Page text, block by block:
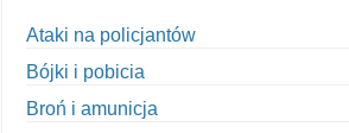
Ataki na policjantów
Bójki i pobicia
Broń i amunicja